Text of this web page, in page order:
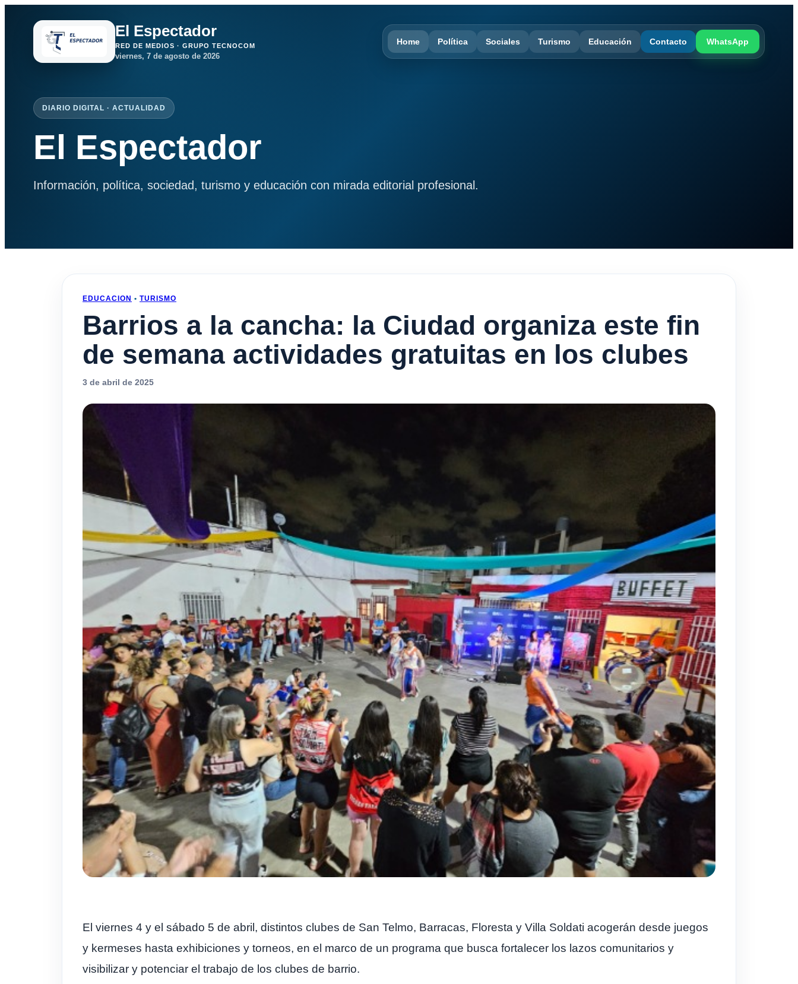
El Espectador
RED DE MEDIOS · GRUPO TECNOCOM
viernes, 7 de agosto de 2026
Home Política Sociales Turismo Educación Contacto WhatsApp
DIARIO DIGITAL · ACTUALIDAD
El Espectador
Información, política, sociedad, turismo y educación con mirada editorial profesional.
EDUCACION • TURISMO
Barrios a la cancha: la Ciudad organiza este fin
de semana actividades gratuitas en los clubes
3 de abril de 2025
El viernes 4 y el sábado 5 de abril, distintos clubes de San Telmo, Barracas, Floresta y Villa Soldati acogerán desde juegos
y kermeses hasta exhibiciones y torneos, en el marco de un programa que busca fortalecer los lazos comunitarios y
visibilizar y potenciar el trabajo de los clubes de barrio.